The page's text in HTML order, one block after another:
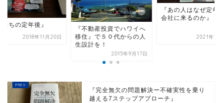
たちの定年後』
2018年11月20日
『不動産投資でハワイへ
移住』で５０代からの人
生設計を！
2015年9月17日
『あの人はなぜ定年
会社に来るのか』
2021年1
『完全無欠の問題解決ー不確実性を乗り
越える7ステップアプローチ』